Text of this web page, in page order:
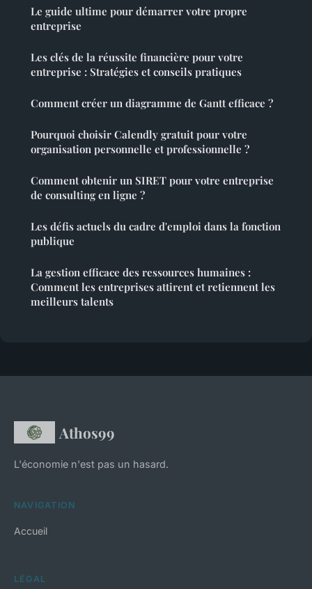
Le guide ultime pour démarrer votre propre
entreprise
Les clés de la réussite financière pour votre
entreprise : Stratégies et conseils pratiques
Comment créer un diagramme de Gantt efficace ?
Pourquoi choisir Calendly gratuit pour votre
organisation personnelle et professionnelle ?
Comment obtenir un SIRET pour votre entreprise
de consulting en ligne ?
Les défis actuels du cadre d'emploi dans la fonction
publique
La gestion efficace des ressources humaines :
Comment les entreprises attirent et retiennent les
meilleurs talents
Athos99
L'économie n'est pas un hasard.
NAVIGATION
Accueil
LÉGAL